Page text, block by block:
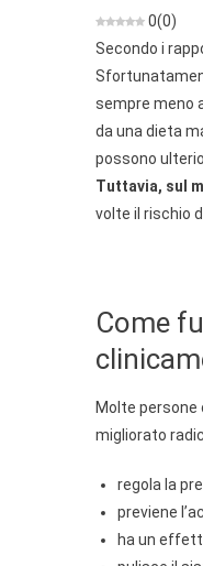
0(0)
Secondo i
sempre meno
da una dieta
possono
Tuttavia, sul
volte il rischio
Come
Molte persone
migliorato
regola la
previene
ha un